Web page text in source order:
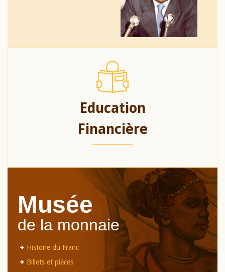
Education
Financière
Musée
de la monnaie
Histoire du Franc
Billets et pièces